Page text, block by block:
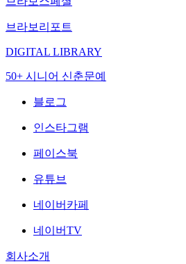
브라보리포트
DIGITAL LIBRARY
50+ 시니어 신춘문예
블로그
인스타그램
페이스북
유튜브
네이버카페
네이버TV
회사소개